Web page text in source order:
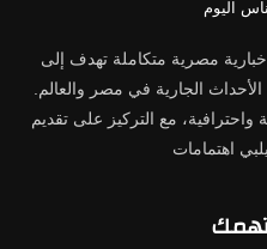
مصرية متكاملة تهدف إلى
الجارية في مصر والعالم.
مع التركيز على تقديم
اهتمامات